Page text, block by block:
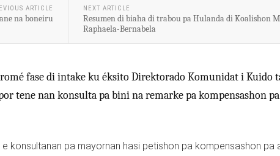
ARTICLE
na boneiru
NEXT ARTICLE
Resumen di biaha di trabou pa Hulanda di Koalishon
Raphaela-Bernabela
fase di intake ku éksito Direktorado Komunidat i Kuido
tene nan konsulta pa bini na remarke pa kompensashon pa
konsultanan pa mayornan hasi petishon pa kompensashon pa